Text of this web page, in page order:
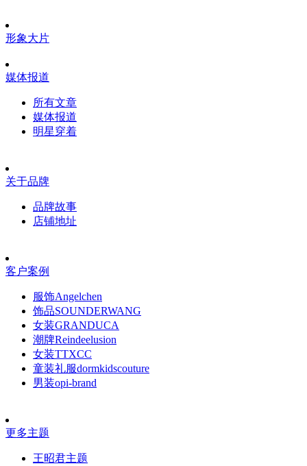
形象大片
媒体报道
所有文章
媒体报道
明星穿着
关于品牌
品牌故事
店铺地址
客户案例
服饰Angelchen
饰品SOUNDERWANG
女装GRANDUCA
潮牌Reindeelusion
女装TTXCC
童装礼服dormkidscouture
男装opi-brand
更多主题
王昭君主题